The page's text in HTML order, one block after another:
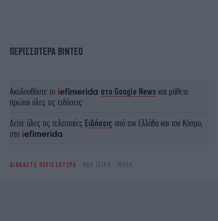
ΠΕΡΙΣΣΟΤΕΡΑ ΒΙΝΤΕΟ
Ακολουθήστε το στο Google News και μάθετε
πρώτοι όλες τις ειδήσεις
Δείτε όλες τις τελευταίες Ειδήσεις από την Ελλάδα και τον Κόσμο,
στο
ΔΙΑΒΑΣΤΕ ΠΕΡΙΣΣΟΤΕΡΑ ΝΈΑ ΣΕΙΡΆ MEGA